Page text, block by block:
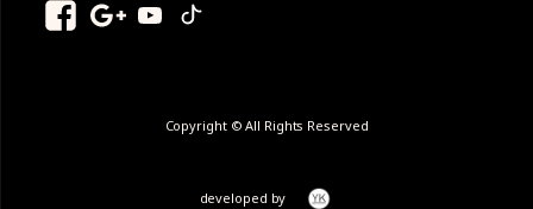
Copyright © All Rights Reserved
developed by